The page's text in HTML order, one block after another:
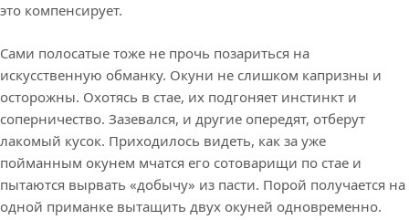
это компенсирует.
Сами полосатые тоже не прочь позариться на
искусственную обманку. Окуни не слишком капризны и
осторожны. Охотясь в стае, их подгоняет инстинкт и
соперничество. Зазевался, и другие опередят, отберут
лакомый кусок. Приходилось видеть, как за уже
пойманным окунем мчатся его сотоварищи по стае и
пытаются вырвать «добычу» из пасти. Порой получается на
одной приманке вытащить двух окуней одновременно.